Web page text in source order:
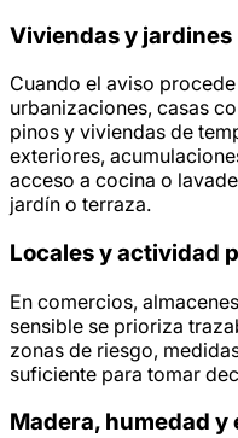
Viviendas y jardines
Cuando el aviso
urbanizaciones, casas
pinos y viviendas de
exteriores,
acceso a cocina o
jardín o terraza.
Locales y actividad
En comercios,
sensible se prioriza
zonas de riesgo,
suficiente para tomar
Madera, humedad